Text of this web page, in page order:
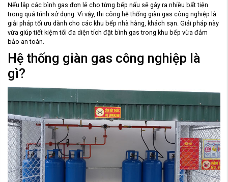
Nếu lắp các bình gas đơn lẻ cho từng bếp nấu sẽ gây ra nhiều bất tiện
trong quá trình sử dụng. Vì vậy, thi công hệ thống giàn gas công nghiệp là
giải pháp tối ưu dành cho các khu bếp nhà hàng, khách sạn. Giải pháp này
vừa giúp tiết kiệm tối đa diện tích đặt bình gas trong khu bếp vừa đảm
bảo an toàn.
Hệ thống giàn gas công nghiệp là
gì?